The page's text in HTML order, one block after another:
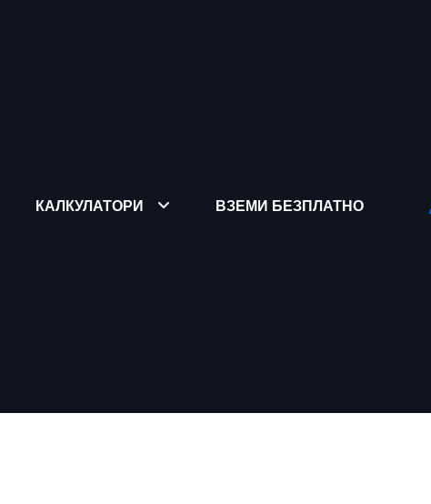
КАЛКУЛАТОРИ ВЗЕМИ БЕЗПЛАТНО